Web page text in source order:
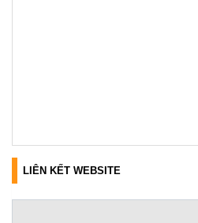
LIÊN KẾT WEBSITE